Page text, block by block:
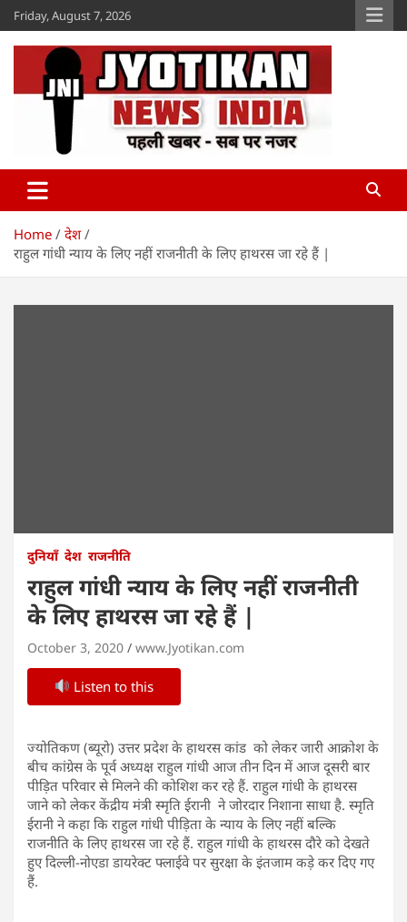
Skip
to
content
Friday, August 7, 2026
Jyotikan
Home
देश
राहुल गांधी न्याय के लिए नहीं राजनीती के लिए हाथरस जा रहे हैं |
दुनियाँ देश राजनीति
राहुल गांधी न्याय के लिए नहीं राजनीती
के लिए हाथरस जा रहे हैं |
October 3, 2020 www.Jyotikan.com
Listen to this
ज्योतिकण (ब्यूरो) उत्तर प्रदेश के हाथरस कांड को लेकर जारी आक्रोश के
बीच कांग्रेस के पूर्व अध्यक्ष राहुल गांधी आज तीन दिन में आज दूसरी बार
पीड़ित परिवार से मिलने की कोशिश कर रहे हैं. राहुल गांधी के हाथरस
जाने को लेकर केंद्रीय मंत्री स्मृति ईरानी ने जोरदार निशाना साधा है. स्मृति
ईरानी ने कहा कि राहुल गांधी पीड़िता के न्याय के लिए नहीं बल्कि
राजनीति के लिए हाथरस जा रहे हैं. राहुल गांधी के हाथरस दौरे को देखते
हुए दिल्ली-नोएडा डायरेक्ट फ्लाईवे पर सुरक्षा के इंतजाम कड़े कर दिए गए
हैं.